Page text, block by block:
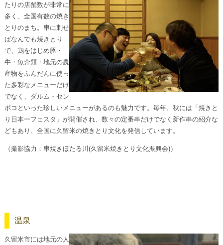
たりの店舗数が非常に
多く、全国有数の焼き
とりのまち。串に刺せ
ばなんでも焼きとり
で、鶏をはじめ豚・
牛・魚介類・地元の農
産物をふんだんに使っ
た多彩なメニューだけ
でなく、ダルム・セン
ポコといった珍しいメニューがあるのも魅力です。毎年、秋には「焼きと
り日本一フェスタ」が開催され、数々の定番串だけでなく新作串の紹介な
どもあり、全国に久留米の焼きとり文化を発信しています。
（撮影協力：串焼きほたる川(久留米焼きとり文化振興会)）
温泉
久留米市には地元の人